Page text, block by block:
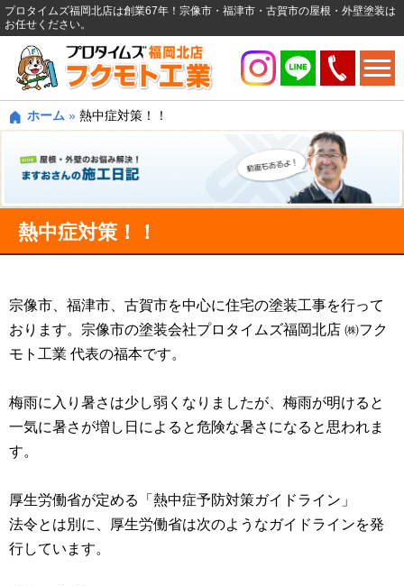
プロタイムズ福岡北店は創業67年！宗像市・福津市・古賀市の屋根・外壁塗装は
お任せください。
ホーム » 熱中症対策！！
熱中症対策！！
宗像市、福津市、古賀市を中心に住宅の塗装工事を行って
おります。宗像市の塗装会社プロタイムズ福岡北店 ㈱フク
モト工業 代表の福本です。
梅雨に入り暑さは少し弱くなりましたが、梅雨が明けると
一気に暑さが増し日によると危険な暑さになると思われま
す。
厚生労働省が定める「熱中症予防対策ガイドライン」
法令とは別に、厚生労働省は次のようなガイドラインを発
行しています。